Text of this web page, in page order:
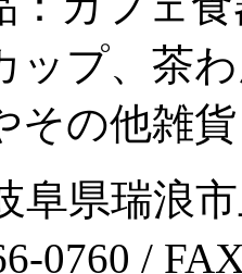
ップ、茶
その他雑貨
阜県瑞浪
0760 /